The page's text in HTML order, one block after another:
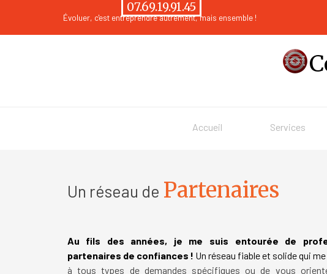
07.69.19.91.45
Évoluer, c'est entreprendre autrement, mais ensemble !
Accueil
Services
Un réseau de Partenaires
Au fils des années, je me suis entourée de
partenaires de confiances ! Un réseau fiable et solide qui
à tous types de demandes spécifiques ou de vous